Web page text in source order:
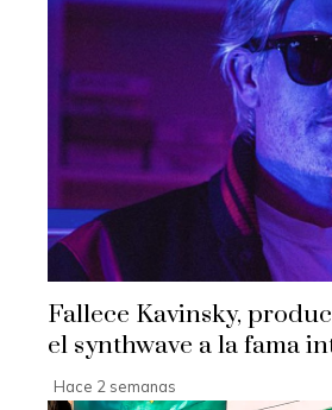
Fallece Kavinsky,
el synthwave a la fama
Hace 2 semanas